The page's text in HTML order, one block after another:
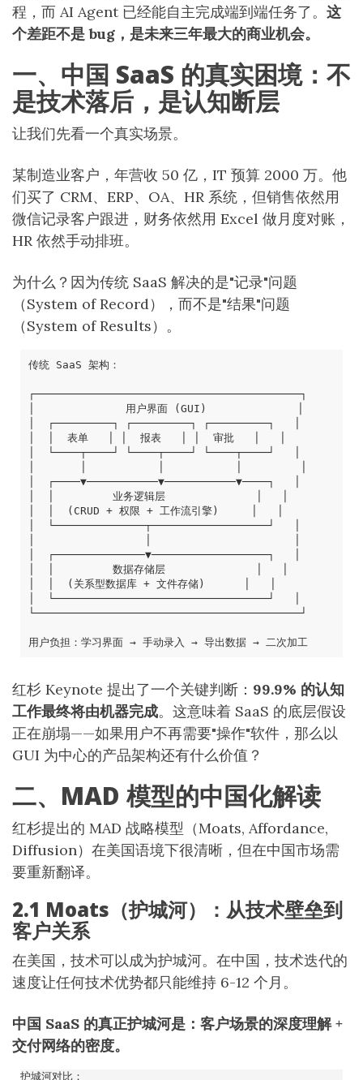
程，而 AI Agent 已经能自主完成端到端任务了。 这
个差距不是 bug，是未来三年最大的商业机会。
一、中国 SaaS 的真实困境：不
是技术落后，是认知断层
让我们先看一个真实场景。
某制造业客户，年营收 50 亿，IT 预算 2000 万。他
们买了 CRM、ERP、OA、HR 系统，但销售依然用
微信记录客户跟进，财务依然用 Excel 做月度对账，
HR 依然手动排班。
为什么？因为传统 SaaS 解决的是"记录"问题
（System of Record），而不是"结果"问题
（System of Results）。
红杉 Keynote 提出了一个关键判断： 99.9% 的认知
工作最终将由机器完成。这意味着 SaaS 的底层假设
正在崩塌——如果用户不再需要"操作"软件，那么以
GUI 为中心的产品架构还有什么价值？
二、MAD 模型的中国化解读
红杉提出的 MAD 战略模型（Moats, Affordance,
Diffusion）在美国语境下很清晰，但在中国市场需
要重新翻译。
2.1 Moats（护城河）：从技术壁垒到
客户关系
在美国，技术可以成为护城河。在中国，技术迭代的
速度让任何技术优势都只能维持 6-12 个月。
中国 SaaS 的真正护城河是：客户场景的深度理解 +
交付网络的密度。